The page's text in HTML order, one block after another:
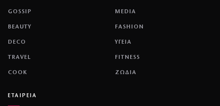
GOSSIP MEDIA
BEAUTY FASHION
DECO ΥΓΕΙΑ
TRAVEL FITNESS
COOK ΖΩΔΙΑ
ΕΤΑΙΡΕΙΑ